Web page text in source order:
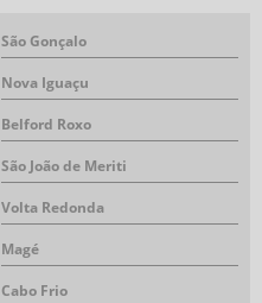
São Gonçalo
Nova Iguaçu
Belford Roxo
São João de Meriti
Volta Redonda
Magé
Cabo Frio